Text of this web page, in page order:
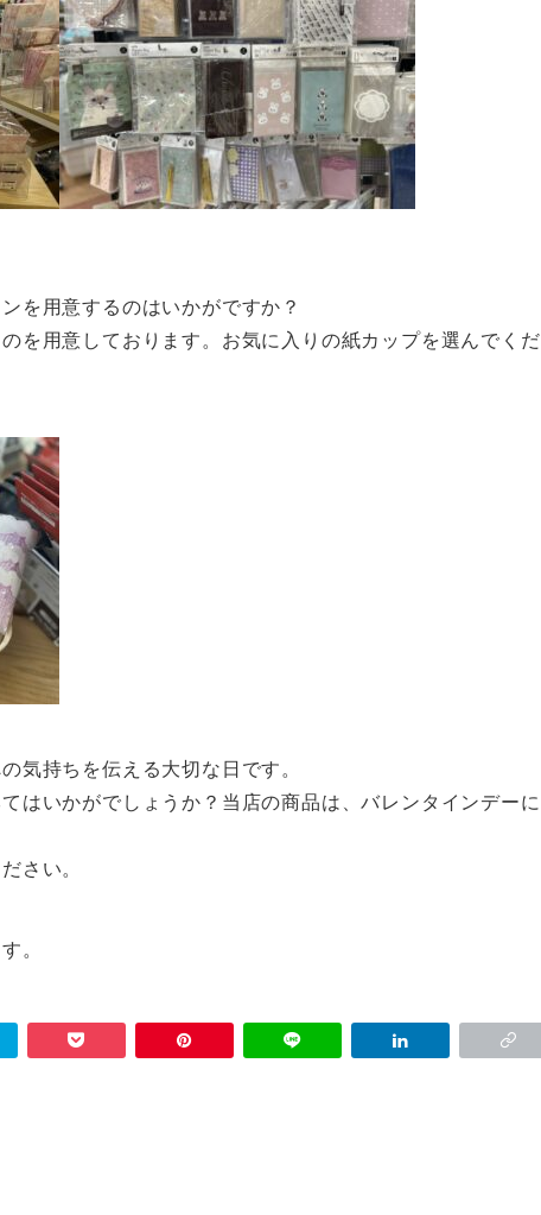
を用意するのはいかがですか？
を用意しております。お気に入りの紙カップを選んでくだ
気持ちを伝える大切な日です。
はいかがでしょうか？当店の商品は、バレンタインデーに
さい。
。